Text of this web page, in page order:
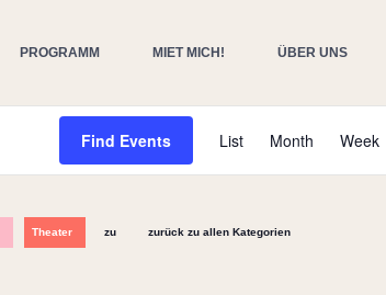
PROGRAMM MIET MICH! ÜBER UNS
Find Events
Event
Views
List Month Week
Theater zu zurück zu allen Kategorien